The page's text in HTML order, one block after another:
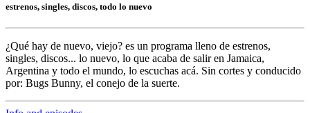
estrenos, singles, discos, todo lo nuevo
¿Qué hay de nuevo, viejo? es un programa lleno de estrenos,
singles, discos... lo nuevo, lo que acaba de salir en Jamaica,
Argentina y todo el mundo, lo escuchas acá. Sin cortes y conducido
por: Bugs Bunny, el conejo de la suerte.